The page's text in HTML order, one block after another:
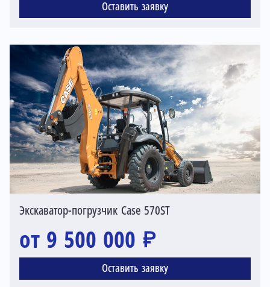
Оставить заявку
Экскаватор-погрузчик Case 570ST
от 9 500 000 ₽
Оставить заявку